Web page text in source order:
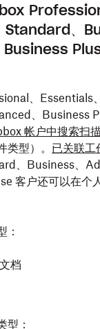
、
、Essentials
、Business
帐户中搜索扫
类型）。 已关联工
、Business、
客户还可以在个
：
档
型：